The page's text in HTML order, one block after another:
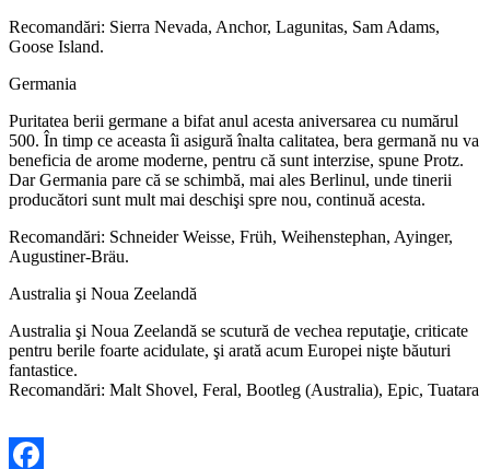
Recomandări: Sierra Nevada, Anchor, Lagunitas, Sam Adams,
Goose Island.
Germania
Puritatea berii germane a bifat anul acesta aniversarea cu numărul
500. În timp ce aceasta îi asigură înalta calitatea, bera germană nu va
beneficia de arome moderne, pentru că sunt interzise, spune Protz.
Dar Germania pare că se schimbă, mai ales Berlinul, unde tinerii
producători sunt mult mai deschişi spre nou, continuă acesta.
Recomandări: Schneider Weisse, Früh, Weihenstephan, Ayinger,
Augustiner-Bräu.
Australia şi Noua Zeelandă
Australia şi Noua Zeelandă se scutură de vechea reputaţie, criticate
pentru berile foarte acidulate, şi arată acum Europei nişte băuturi
fantastice.
Recomandări: Malt Shovel, Feral, Bootleg (Australia), Epic, Tuatara